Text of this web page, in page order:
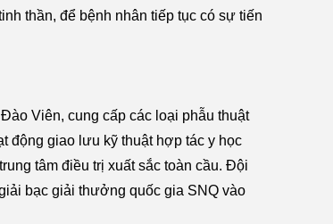
thần, để bệnh nhân tiếp tục có sự tiến
Viên, cung cấp các loại phẫu thuật
động giao lưu kỹ thuật hợp tác y học
tâm điều trị xuất sắc toàn cầu. Đội
bạc giải thưởng quốc gia SNQ vào